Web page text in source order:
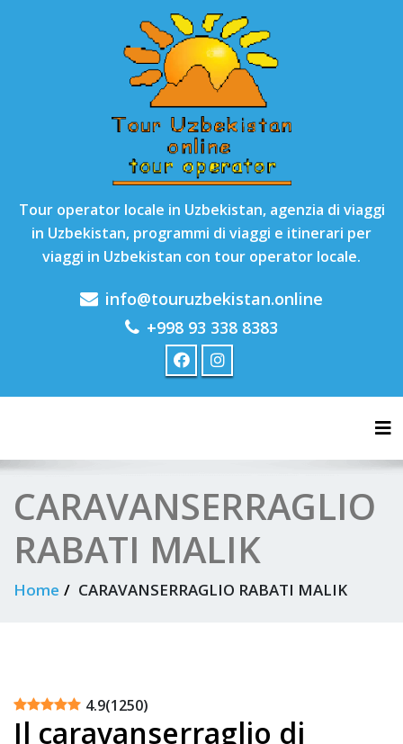
Tour operator locale in Uzbekistan, agenzia di viaggi
in Uzbekistan, programmi di viaggi e itinerari per
viaggi in Uzbekistan con tour operator locale.
info@touruzbekistan.online
+998 93 338 8383
CARAVANSERRAGLIO
RABATI MALIK
Home CARAVANSERRAGLIO RABATI MALIK
4.9(1250)
Il caravanserraglio di